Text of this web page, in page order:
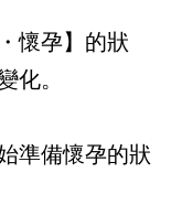
懷孕】的狀
化。
準備懷孕的狀